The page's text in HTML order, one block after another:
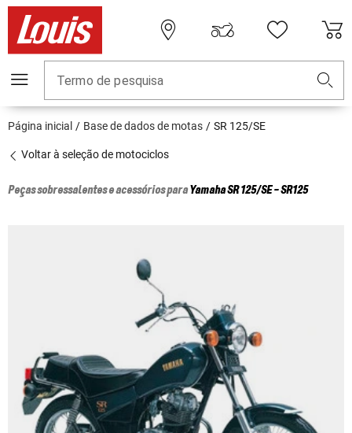
Termo de pesquisa
Página inicial Base de dados de motas SR 125/SE
Voltar à seleção de motociclos
Peças sobressalentes e acessórios paraYamahaSR 125/SE - SR125